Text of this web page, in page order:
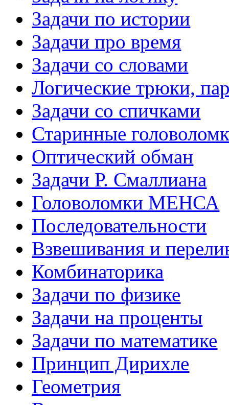
Задачи по истории
Задачи про время
Задачи со словами
Логические трюки,
Задачи со спичками
Старинные
Оптический обман
Задачи Р. Смаллиана
Головоломки МЕНСА
Последовательности
Взвешивания и
Комбинаторика
Задачи по физике
Задачи на проценты
Задачи по математике
Принцип Дирихле
Геометрия